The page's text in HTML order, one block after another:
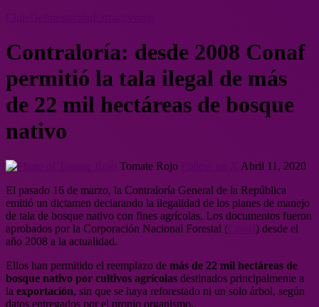
Contraloría: desde 2008 Conaf
permitió la tala ilegal de más
de 22 mil hectáreas de bosque
nativo
Tomate Rojo
Abril 11, 2020
El pasado 16 de marzo, la Contraloría General de la República
emitió un dictamen declarando la ilegalidad de los planes de manejo
de tala de bosque nativo con fines agrícolas. Los documentos fueron
aprobados por la Corporación Nacional Forestal (
) desde el
año 2008 a la actualidad.
Ellos han permitido el reemplazo de más de 22 mil hectáreas de
bosque nativo por cultivos agrícolas destinados principalmente a
la exportación, sin que se haya reforestado ni un solo árbol, según
datos entregados por el propio organismo.